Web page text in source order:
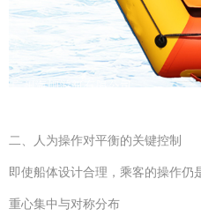
二、人为操作对平衡的关键控制
即使船体设计合理，乘客的操作仍
重心集中与对称分布